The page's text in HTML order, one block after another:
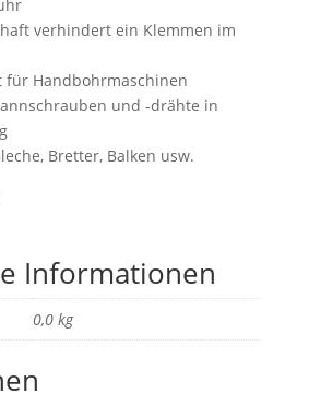
verhindert ein Klemmen im
für Handbohrmaschinen
und -drähte in
Bretter, Balken usw.
Informationen
0,0 kg